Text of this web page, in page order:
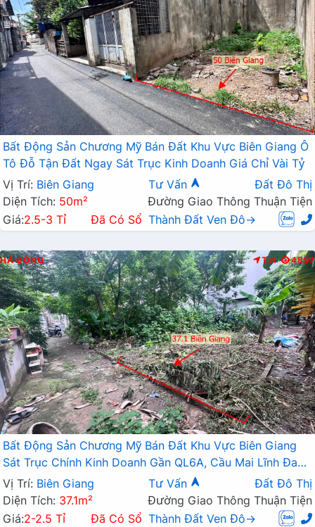
Bất Động Sản Chương Mỹ Bán Đất Khu Vực Biên Giang Ô
Tô Đỗ Tận Đất Ngay Sát Trục Kinh Doanh Giá Chỉ Vài Tỷ
Vị Trí: Biên Giang Tư Vấn
Đất Đô Thị
Diện Tích: 50m²
Đường Giao Thông Thuận Tiện
Giá:2.5-3 Tỉ Đã Có Sổ Thành Đất Ven Đô→
HÀ ĐÔNG T.N 4897
Bất Động Sản Chương Mỹ Bán Đất Khu Vực Biên Giang
Sát Trục Chính Kinh Doanh Gần QL6A, Cầu Mai Lĩnh Đang
Mở Rộng
Vị Trí: Biên Giang Tư Vấn
Đất Đô Thị
Diện Tích: 37.1m²
Đường Giao Thông Thuận Tiện
Giá:2-2.5 Tỉ Đã Có Sổ Thành Đất Ven Đô→